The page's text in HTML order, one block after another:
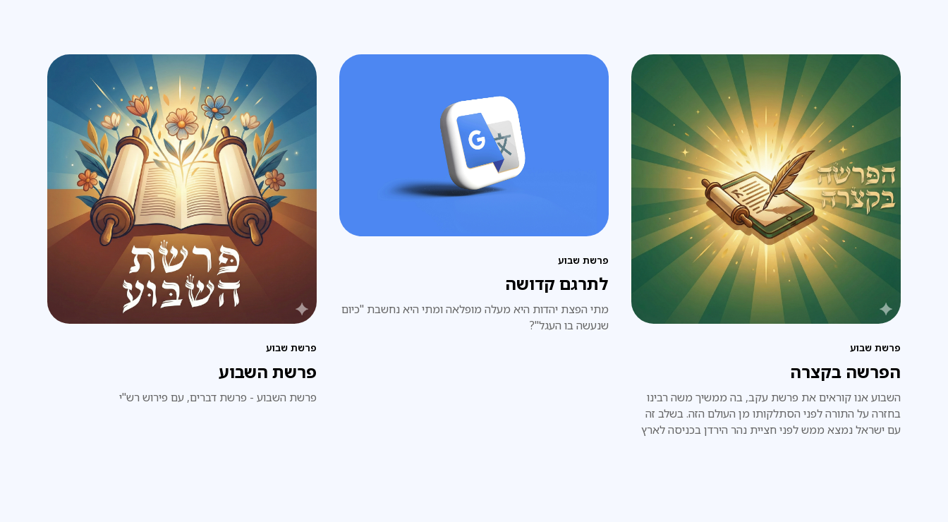
פרשת שבוע
הפרשה בקצרה
השבוע אנו קוראים את פרשת עקב, בה ממשיך משה רבינו
בחזרה על התורה לפני הסתלקותו מן העולם הזה. בשלב זה
עם ישראל נמצא ממש לפני חציית נהר הירדן בכניסה לארץ
פרשת שבוע
לתרגם קדושה
מתי הפצת יהדות היא מעלה מופלאה ומתי היא נחשבת "כיום
שנעשה בו העגל"?
פרשת שבוע
פרשת השבוע
פרשת השבוע - פרשת דברים, עם פירוש רש"י